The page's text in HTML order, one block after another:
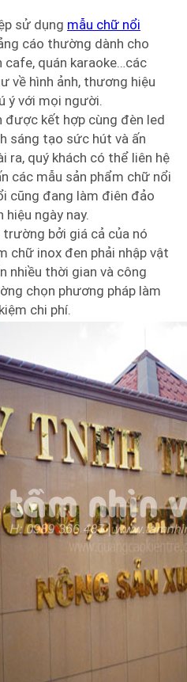
sử dụng mẫu chữ nổi
cáo thường dành cho
cafe, quán karaoke…các
về hình ảnh, thương hiệu
ý với mọi người.
được kết hợp cùng đèn led
sáng tạo sức hút và ấn
ra, quý khách có thể liên hệ
các mẫu sản phẩm chữ nổi
cũng đang làm điên đảo
ngày nay.
bởi giá cả của nó
inox đen phải nhập vật
nhiều thời gian và công
chọn phương pháp làm
chi phí.